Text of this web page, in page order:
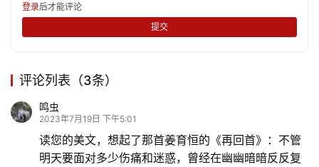
登录后才能评论
提交
评论列表（3条）
鸣虫
2023年7月19日 下午5:01
读您的美文，想起了那首姜育恒的《再回首》：不管
明天要面对多少伤痛和迷惑，曾经在幽幽暗暗反反复